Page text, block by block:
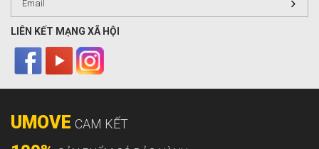
LIÊN KẾT MẠNG XÃ HỘI
UMOVE CAM KẾT